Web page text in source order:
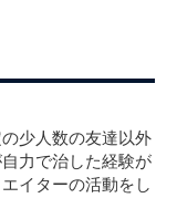
少人数の友達以外
力で治した経験が
イターの活動をし